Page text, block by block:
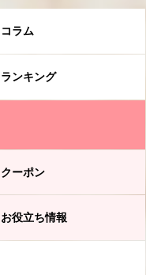
コラム
ランキング
クーポン
お役立ち情報